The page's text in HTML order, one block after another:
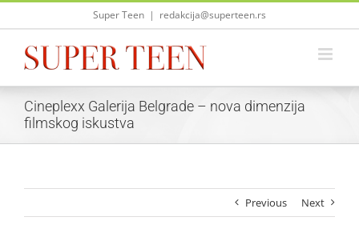
Skip
Super Teen | redakcija@superteen.rs
Cineplexx Galerija Belgrade – nova dimenzija
filmskog iskustva
Previous Next